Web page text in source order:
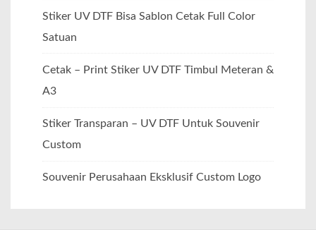
Stiker UV DTF Bisa Sablon Cetak Full Color
Satuan
Cetak – Print Stiker UV DTF Timbul Meteran &
A3
Stiker Transparan – UV DTF Untuk Souvenir
Custom
Souvenir Perusahaan Eksklusif Custom Logo